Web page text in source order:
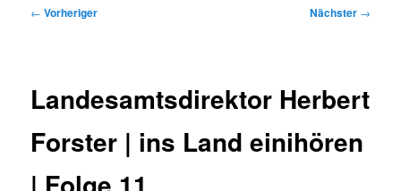
Beitragsnavigation
← Vorheriger Nächster →
Landesamtsdirektor Herbert
Forster | ins Land einihören